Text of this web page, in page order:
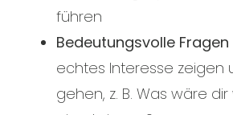
führen
Bedeutungsvolle Fragen
echtes Interesse zeigen
gehen, z. B. Was wäre